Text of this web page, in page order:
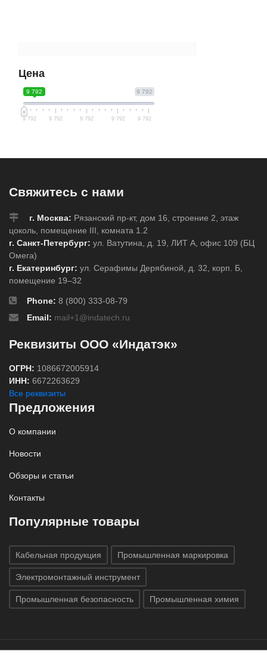
Цена
9 792
9 792
9 792 9 792 9 792 9 792 9 792
Свяжитесь с нами
г. Москва: Рязанский пр-кт, дом 16, строение 2, этаж
цоколь, помещение III, комната 1.2
г. Санкт-Петербург: ул. Ватутина, д. 19, ЛИТ А, офис 109 (БЦ
Омега)
г. Екатеринбург: ул. Серафимы Дерябиной, д. 32, корп. Б,
помещение 19–32
Phone: 8 (800) 333-08-79
Email: mail+1@indatech.ru
Реквизиты ООО «Индатэк»
ОГРН: 1086672005914
ИНН: 6672263629
Все реквизиты
Предложения
О компании
Новости
Обзоры и статьи
Контакты
Популярные товары
Кабельная продукция Промышленная маркировка
Электромонтажный инструмент
Промышленная безопасность Промышленная химия